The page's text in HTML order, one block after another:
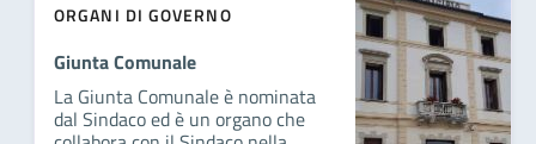
ORGANI DI GOVERNO
Giunta Comunale
La Giunta Comunale è nominata
dal Sindaco ed è un organo che